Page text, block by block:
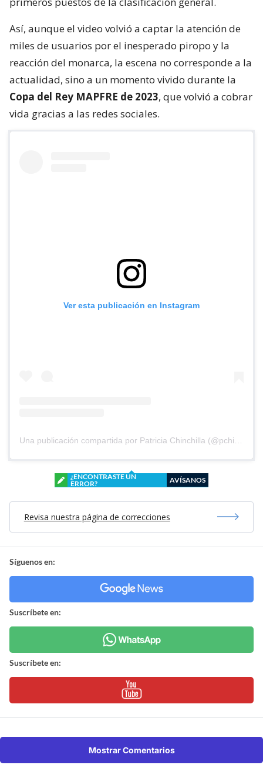
Así, aunque el video volvió a captar la atención de
miles de usuarios por el inesperado piropo y la
reacción del monarca, la escena no corresponde a la
actualidad, sino a un momento vivido durante la
Copa del Rey MAPFRE de 2023, que volvió a cobrar
vida gracias a las redes sociales.
Ver esta publicación en Instagram
¿ENCONTRASTE UN
ERROR?
AVÍSANOS
Revisa nuestra página de correcciones
Síguenos en:
Suscríbete en:
Suscríbete en:
Mostrar Comentarios